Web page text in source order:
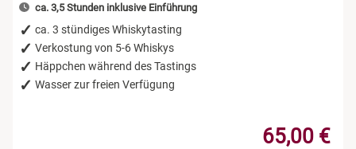
ca. 3,5 Stunden inklusive Einführung
ca. 3 stündiges Whiskytasting
Verkostung von 5-6 Whiskys
Häppchen während des Tastings
Wasser zur freien Verfügung
65,00 €